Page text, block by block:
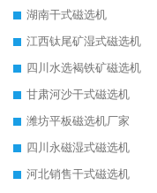
湖南干式磁选机
江西钛尾矿湿式磁选机
四川水选褐铁矿磁选机
甘肃河沙干式磁选机
潍坊平板磁选机厂家
四川永磁湿式磁选机
河北销售干式磁选机